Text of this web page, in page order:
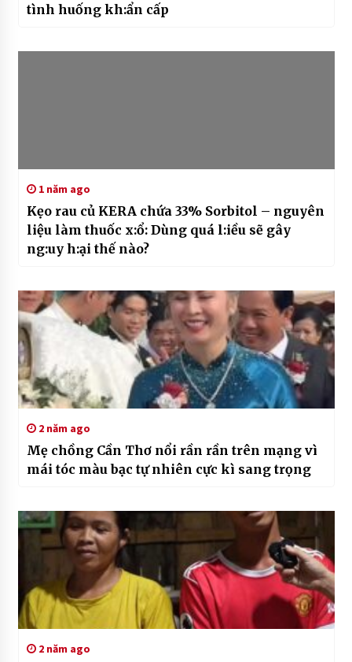
tình huống kh:ẩn cấp
1 năm ago
Kẹo rau củ KERA chứa 33% Sorbitol – nguyên
liệu làm thuốc x:ổ: Dùng quá l:iều sẽ gây
ng:uy h:ại thế nào?
2 năm ago
Mẹ chồng Cần Thơ nổi rần rần trên mạng vì
mái tóc màu bạc tự nhiên cực kì sang trọng
2 năm ago